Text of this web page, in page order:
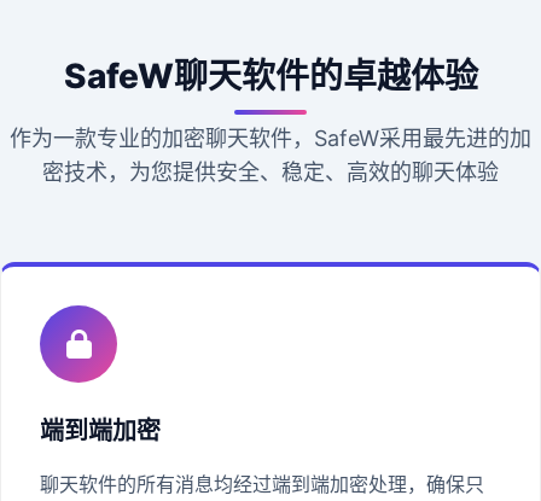
SafeW聊天软件的卓越体验
作为一款专业的加密聊天软件，SafeW采用最先进的加
密技术，为您提供安全、稳定、高效的聊天体验
端到端加密
聊天软件的所有消息均经过端到端加密处理，确保只